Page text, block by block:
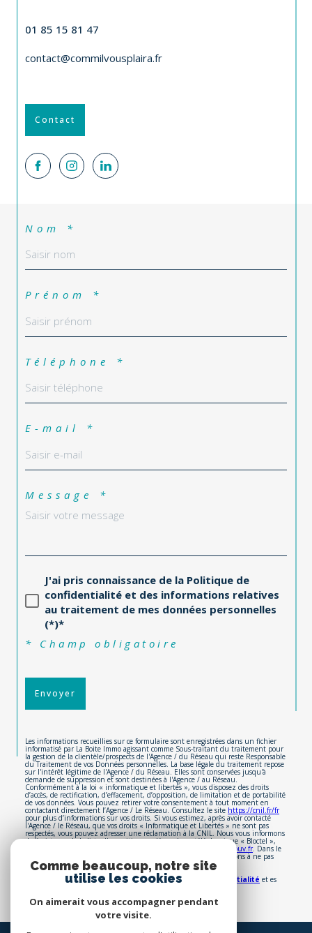
Message *
J'ai pris connaissance de la Politique de
confidentialité et des informations relatives
au traitement de mes données personnelles
(*)*
Envoyer
Les informations recueillies sur ce formulaire sont enregistrées dans un fichier
informatisé par La Boite Immo agissant comme Sous-traitant du traitement pour
la gestion de la clientèle/prospects de l'Agence / du Réseau qui reste Responsable
du Traitement de vos Données personnelles. La base légale du traitement repose
sur l'intérêt légitime de l'Agence / du Réseau. Elles sont conservées jusqu'à
demande de suppression et sont destinées à l'Agence / au Réseau.
Conformément à la loi « informatique et libertés », vous disposez des droits
d’accès, de rectification, d’effacement, d’opposition, de limitation et de portabilité
de vos données. Vous pouvez retirer votre consentement à tout moment en
contactant directement l’Agence / Le Réseau. Consultez le sitehttps://cnil.fr/fr
pour plus d’informations sur vos droits. Si vous estimez, après avoir contacté
l'Agence / le Réseau, que vos droits « Informatique et Libertés » ne sont pas
respectés, vous pouvez adresser une réclamation à la CNIL. Nous vous informons
de l’existence de la liste d'opposition au démarchage téléphonique « Bloctel »,
sur laquelle vous pouvez vous inscrire ici :https://www.bloctel.gouv.fr . Dans le
cadre de la protection des Données personnelles, nous vous invitons à ne pas
inscrire de Données sensibles dans le champ de saisie libre.
Conditions d'utilisationde Google s'appliquent.
Contact
Comme beaucoup, notre site
utilise les cookies
On aimerait vous accompagner pendant
votre visite.